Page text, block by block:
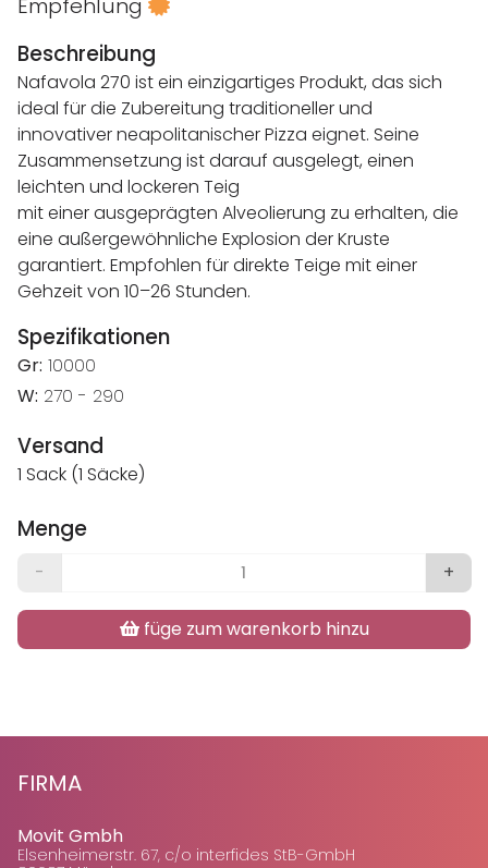
Empfehlung
Beschreibung
Nafavola 270 ist ein einzigartiges Produkt, das sich
ideal für die Zubereitung traditioneller und
innovativer neapolitanischer Pizza eignet. Seine
Zusammensetzung ist darauf ausgelegt, einen
leichten und lockeren Teig
mit einer ausgeprägten Alveolierung zu erhalten, die
eine außergewöhnliche Explosion der Kruste
garantiert. Empfohlen für direkte Teige mit einer
Gehzeit von 10–26 Stunden.
Spezifikationen
Gr: 10000
W: 270 - 290
Versand
1 Sack (1 Säcke)
Menge
- +
füge zum warenkorb hinzu
FIRMA
Movit Gmbh
Elsenheimerstr. 67, c/o interfides StB-GmbH